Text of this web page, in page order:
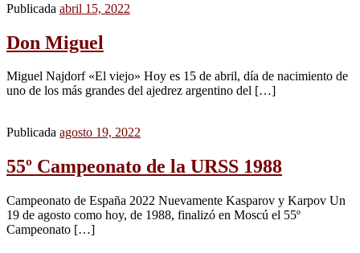
Publicada abril 15, 2022
Don Miguel
Miguel Najdorf «El viejo» Hoy es 15 de abril, día de nacimiento de
uno de los más grandes del ajedrez argentino del […]
Publicada agosto 19, 2022
55º Campeonato de la URSS 1988
Campeonato de España 2022 Nuevamente Kasparov y Karpov Un
19 de agosto como hoy, de 1988, finalizó en Moscú el 55º
Campeonato […]